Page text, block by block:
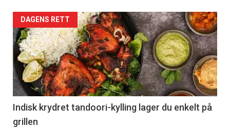
Artikler
detail
-
section
11
DAGENS RETT
Indisk krydret tandoori-kylling lager du enkelt på
grillen